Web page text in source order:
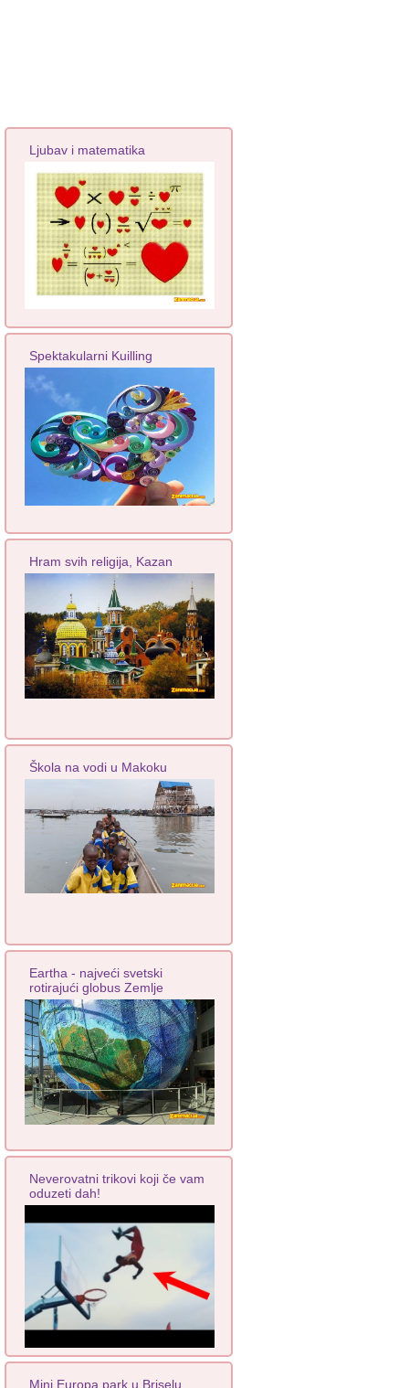
Ljubav i matematika
Spektakularni Kuilling
Hram svih religija, Kazan
Škola na vodi u Makoku
Eartha - najveći svetski
rotirajući globus Zemlje
Neverovatni trikovi koji če vam
oduzeti dah!
Mini Europa park u Briselu